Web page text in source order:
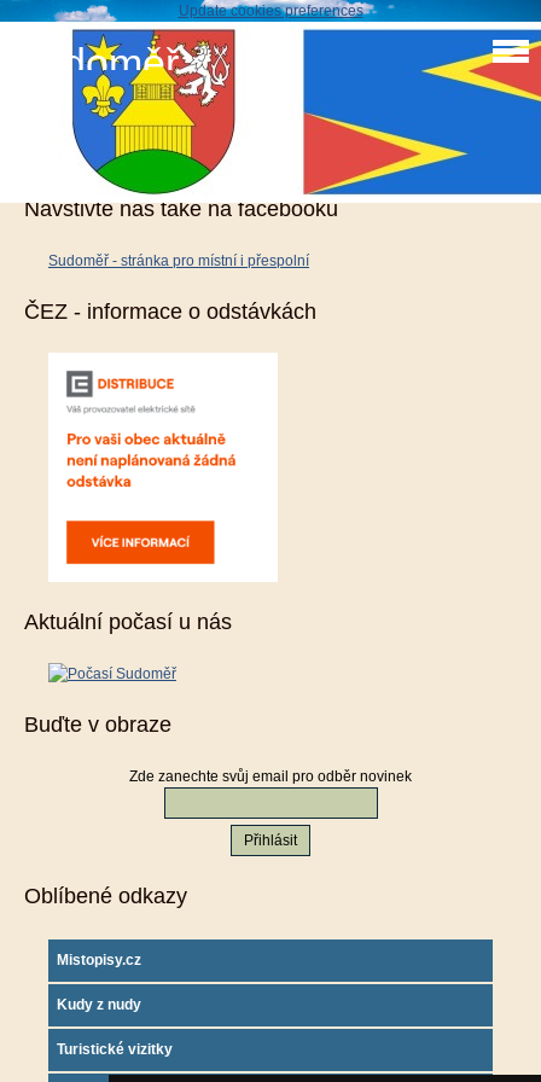
Update cookies preferences
Sudoměř
Rekonstrukce dětského hřiště na návsi
Navštivte nás také na facebooku
Sudoměř - stránka pro místní i přespolní
ČEZ - informace o odstávkách
Aktuální počasí u nás
Buďte v obraze
Zde zanechte svůj email pro odběr novinek
Oblíbené odkazy
Mistopisy.cz
Kudy z nudy
Turistické vizitky